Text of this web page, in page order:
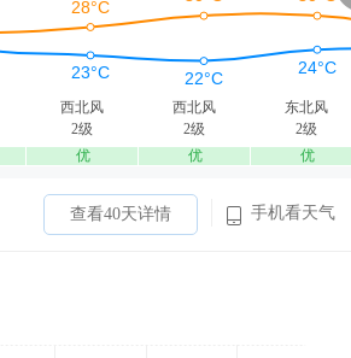
西北风
2级
优
西北风
2级
优
东北风
2级
优
查看40天详情 手机看天气